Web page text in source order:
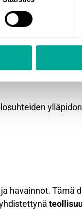
minimoivat
havainnot. Tämä